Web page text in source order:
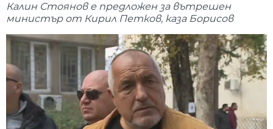
Калин Стоянов е предложен за вътрешен
министър от Кирил Петков, каза Борисов